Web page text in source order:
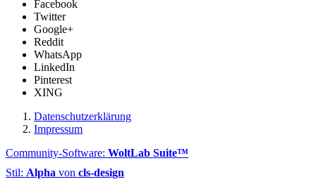
Facebook
Twitter
Google+
Reddit
WhatsApp
LinkedIn
Pinterest
XING
Datenschutzerklärung
Impressum
Community-Software: WoltLab Suite™
Stil: Alpha von cls-design